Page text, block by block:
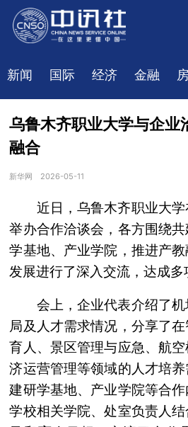
新闻 国际 经济 金融
乌鲁木齐职业大学与企业
融合
新华网 2026-05-11
近日，乌鲁木齐职业大
举办合作洽谈会，各方围绕
学基地、产业学院，推进产
发展进行了深入交流，达成多
会上，企业代表介绍了
局及人才需求情况，分享了
育人、景区管理与应急、航
济运营管理等领域的人才培
建研学基地、产业学院等合作
学校相关学院、处室负责人